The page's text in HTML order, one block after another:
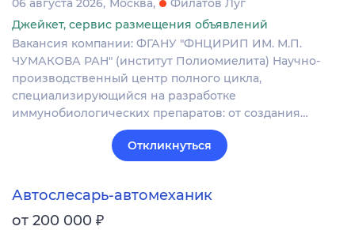
Джейкет, сервис размещения объявлений
Вакансия компании: ФГАНУ "ФНЦИРИП ИМ. М.П.
ЧУМАКОВА РАН" (институт Полиомиелита) Научно-
производственный центр полного цикла,
специализирующийся на разработке
иммунобиологических препаратов: от создания…
Откликнуться
Автослесарь-автомеханик
от 200 000 ₽